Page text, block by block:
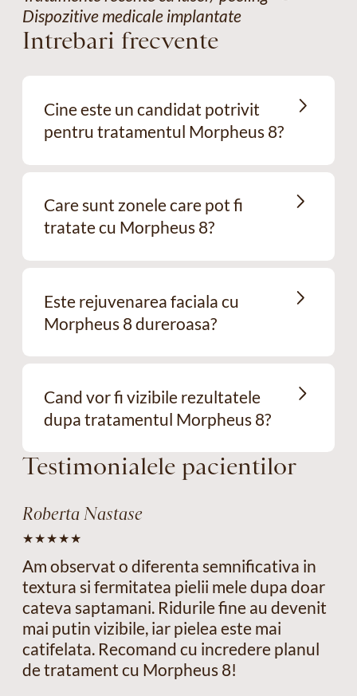
Dispozitive medicale implantate
Intrebari frecvente
Cine este un candidat potrivit
pentru tratamentul Morpheus 8?
Care sunt zonele care pot fi
tratate cu Morpheus 8?
Este rejuvenarea faciala cu
Morpheus 8 dureroasa?
Cand vor fi vizibile rezultatele
dupa tratamentul Morpheus 8?
Testimonialele pacientilor
Roberta Nastase
Am observat o diferenta semnificativa in
textura si fermitatea pielii mele dupa doar
cateva saptamani. Ridurile fine au devenit
mai putin vizibile, iar pielea este mai
catifelata. Recomand cu incredere planul
de tratament cu Morpheus 8!